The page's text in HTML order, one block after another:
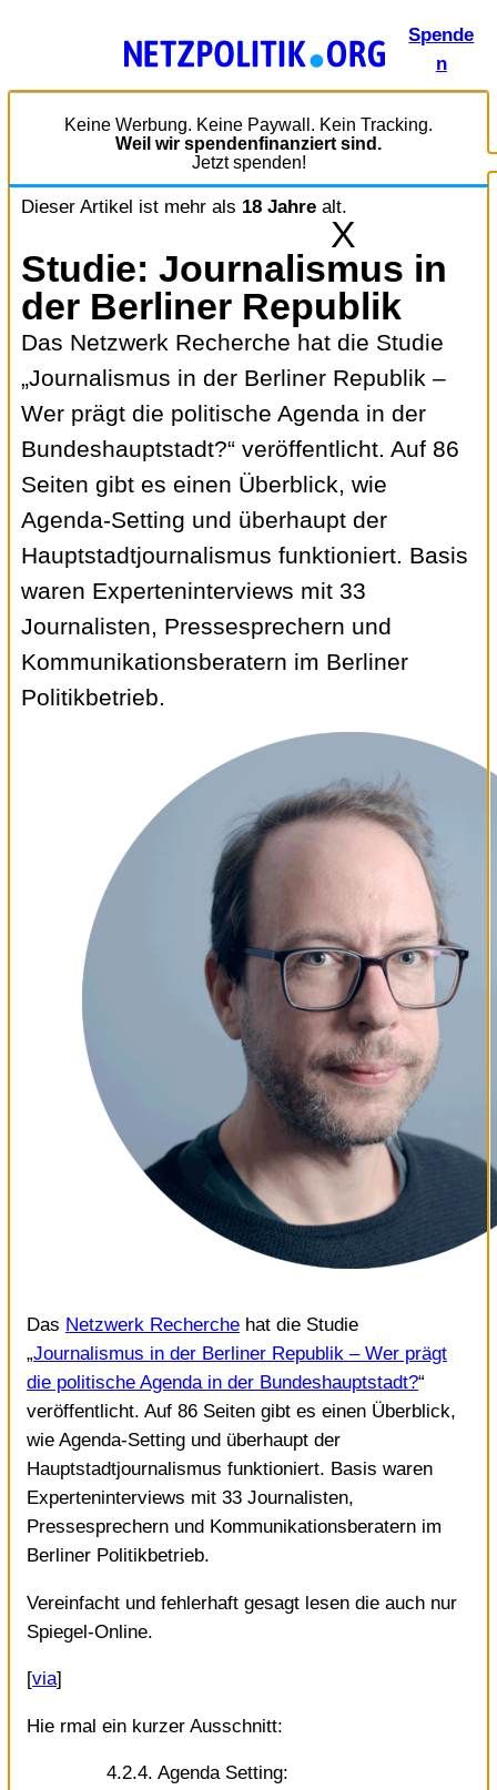
springen
Spende
n
X
Keine Werbung. Keine Paywall. Kein Tracking.
Weil wir spendenfinanziert sind.
Jetzt spenden!
Dieser Artikel ist mehr als 18 Jahrealt.
Studie: Journalismus in
der Berliner Republik
Das Netzwerk Recherche hat die Studie
„Journalismus in der Berliner Republik –
Wer prägt die politische Agenda in der
Bundeshauptstadt?“ veröffentlicht. Auf 86
Seiten gibt es einen Überblick, wie
Agenda-Setting und überhaupt der
Hauptstadtjournalismus funktioniert. Basis
waren Experteninterviews mit 33
Journalisten, Pressesprechern und
Kommunikationsberatern im Berliner
Politikbetrieb.
Das Netzwerk Recherche hat die Studie
„Journalismus in der Berliner Republik – Wer prägt
die politische Agenda in der Bundeshauptstadt?“
veröffentlicht. Auf 86 Seiten gibt es einen Überblick,
wie Agenda-Setting und überhaupt der
Hauptstadtjournalismus funktioniert. Basis waren
Experteninterviews mit 33 Journalisten,
Pressesprechern und Kommunikationsberatern im
Berliner Politikbetrieb.
Vereinfacht und fehlerhaft gesagt lesen die auch nur
Spiegel-Online.
[via]
Hie rmal ein kurzer Ausschnitt:
4.2.4. Agenda Setting: